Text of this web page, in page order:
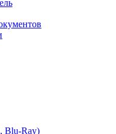
Blu-Ray)